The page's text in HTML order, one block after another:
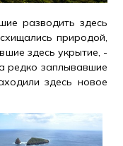
разводить здесь
природой,
здесь укрытие, -
редко заплывавшие
здесь новое